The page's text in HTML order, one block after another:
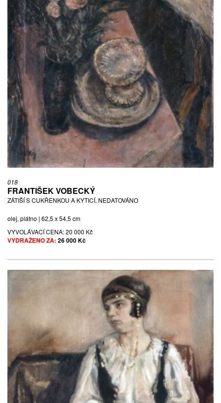
018
FRANTIŠEK VOBECKÝ
ZÁTIŠÍ S CUKŘENKOU A KYTICÍ, NEDATOVÁNO
olej, plátno | 62,5 x 54,5 cm
VYVOLÁVACÍ CENA:20 000 Kč
VYDRAŽENO ZA: 26 000 Kč